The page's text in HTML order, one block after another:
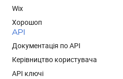
Wix
Хорошоп
API
Документація по API
Керівництво користувача
API ключі